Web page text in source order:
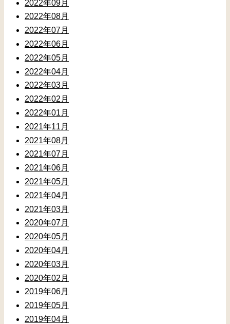
2022年09月
2022年08月
2022年07月
2022年06月
2022年05月
2022年04月
2022年03月
2022年02月
2022年01月
2021年11月
2021年08月
2021年07月
2021年06月
2021年05月
2021年04月
2021年03月
2020年07月
2020年05月
2020年04月
2020年03月
2020年02月
2019年06月
2019年05月
2019年04月